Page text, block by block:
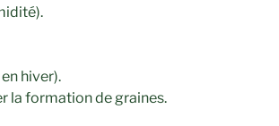
hiver).
la formation de graines.